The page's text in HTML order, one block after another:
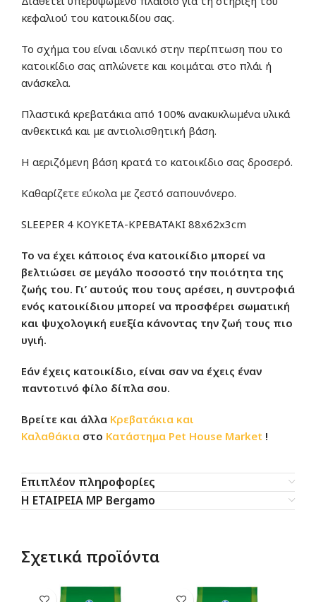
κεφαλιού του κατοικιδίου σας.
Το σχήμα του είναι ιδανικό στην περίπτωση που το
κατοικίδιο σας απλώνετε και κοιμάται στο πλάι ή
ανάσκελα.
Πλαστικά κρεβατάκια από 100% ανακυκλωμένα υλικά
ανθεκτικά και με αντιολισθητική βάση.
Η αεριζόμενη βάση κρατά το κατοικίδιο σας δροσερό.
Καθαρίζετε εύκολα με ζεστό σαπουνόνερο.
SLEEPER 4 ΚΟΥΚΕΤΑ-ΚΡΕΒΑΤΑΚΙ 88x62x3cm
Το να έχει κάποιος ένα κατοικίδιο μπορεί να
βελτιώσει σε μεγάλο ποσοστό την ποιότητα της
ζωής του. Γι’ αυτούς που τους αρέσει, η συντροφιά
ενός κατοικίδιου μπορεί να προσφέρει σωματική
και ψυχολογική ευεξία κάνοντας την ζωή τους πιο
υγιή.
Εάν έχεις κατοικίδιο, είναι σαν να έχεις έναν
παντοτινό φίλο δίπλα σου.
Βρείτε και άλλα Κρεβατάκια και
Καλαθάκια στο Κατάστημα Pet House Market !
Επιπλέον πληροφορίες
Η ΕΤΑΙΡΕΙΑ MP Bergamo
Σχετικά προϊόντα